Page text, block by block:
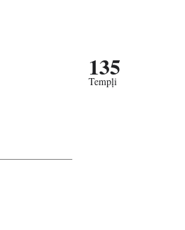
135
Tempļi